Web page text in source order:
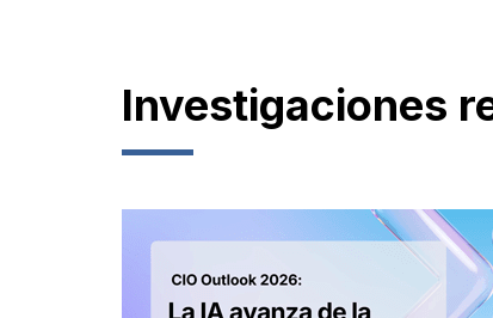
Investigaciones